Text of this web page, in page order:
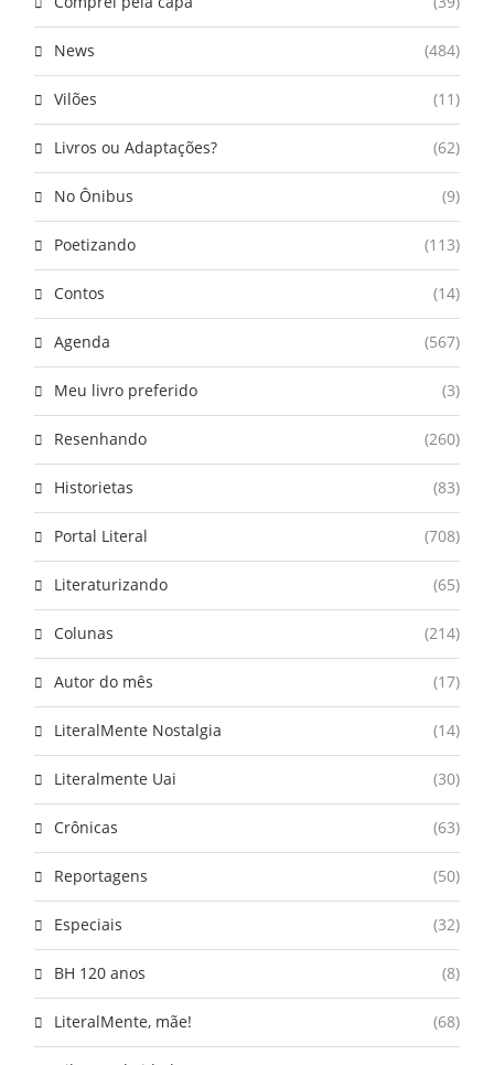
News (484)
Vilões (11)
Livros ou Adaptações? (62)
No Ônibus (9)
Poetizando (113)
Contos (14)
Agenda (567)
Meu livro preferido (3)
Resenhando (260)
Historietas (83)
Portal Literal (708)
Literaturizando (65)
Colunas (214)
Autor do mês (17)
LiteralMente Nostalgia (14)
Literalmente Uai (30)
Crônicas (63)
Reportagens (50)
Especiais (32)
BH 120 anos (8)
LiteralMente, mãe! (68)